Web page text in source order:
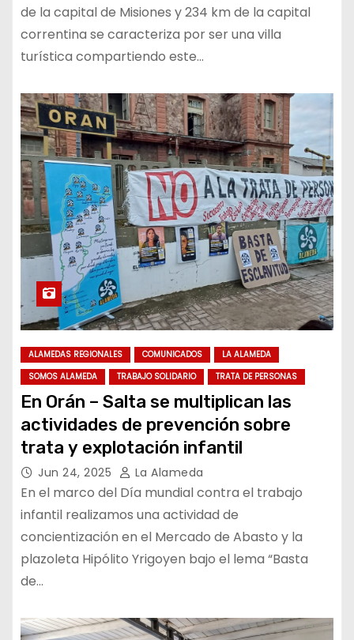
de la capital de Misiones y 234 km de la capital
correntina se caracteriza por ser una villa
turística compartiendo este…
ALAMEDAS REGIONALES COMUNICADOS
LA ALAMEDA
SOMOS ALAMEDA
TRABAJO SOLIDARIO TRATA DE PERSONAS
En Orán – Salta se multiplican las
actividades de prevención sobre
trata y explotación infantil
Jun 24, 2025 La Alameda
En el marco del Día mundial contra el trabajo
infantil realizamos una actividad de
concientización en el Mercado de Abasto y la
plazoleta Hipólito Yrigoyen bajo el lema “Basta
de…